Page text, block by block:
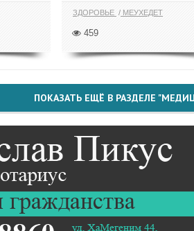
ЗДОРОВЬЕ МЕУХЕДЕТ
459
ПОКАЗАТЬ ЕЩЁ В РАЗДЕЛЕ